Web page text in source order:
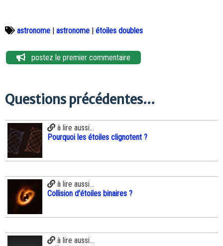
astronome | astronome | étoiles doubles
postez le premier commentaire
Questions précédentes...
à lire aussi...
Pourquoi les étoiles clignotent ?
à lire aussi...
Collision d'étoiles binaires ?
à lire aussi...